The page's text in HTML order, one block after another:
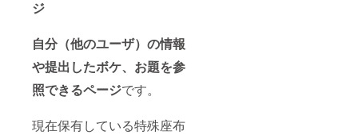
ジ
自分（他のユーザ）の情報
や提出したボケ、お題を参
照できるページです。
現在保有している特殊座布